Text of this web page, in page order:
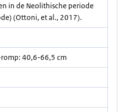
in de Neolithische periode
(Ottoni, et al., 2017).
40,6-66,5 cm